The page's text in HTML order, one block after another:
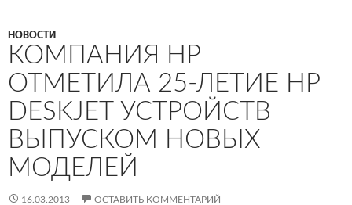
НОВОСТИ
КОМПАНИЯ HP
ОТМЕТИЛА 25-ЛЕТИЕ HP
DESKJET УСТРОЙСТВ
ВЫПУСКОМ НОВЫХ
МОДЕЛЕЙ
16.03.2013 ОСТАВИТЬ КОММЕНТАРИЙ